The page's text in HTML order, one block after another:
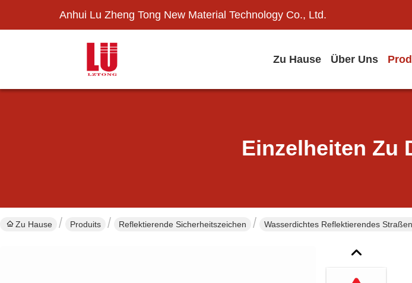
Anhui Lu Zheng Tong New Material Technology Co., Ltd.
Zu Hause Über Uns
Einzelheiten Zu
Zu Hause Produits Reflektierende Sicherheitszeichen Wasserdichtes Reflektierendes